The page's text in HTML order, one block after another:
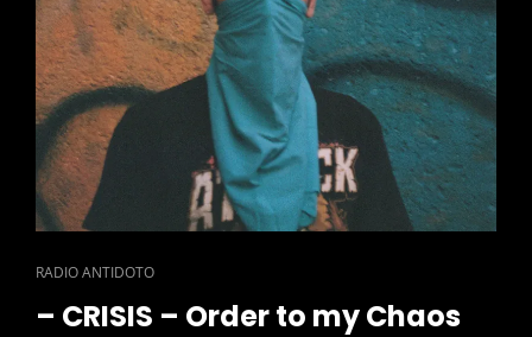
CAT
LINKS
RADIO ANTIDOTO
– CRISIS – Order to my Chaos